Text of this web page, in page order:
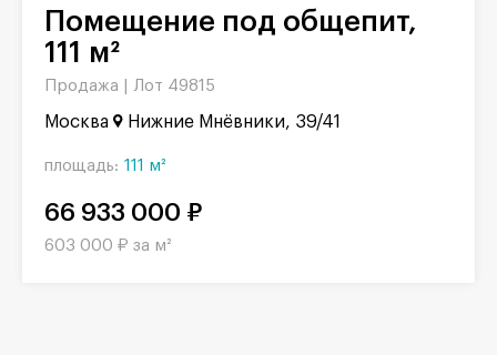
Помещение под общепит,
111 м²
Продажа | Лот 49815
Москва Нижние Мнёвники, 39/41
площадь: 111 м²
66 933 000 ₽
603 000 ₽ за м²